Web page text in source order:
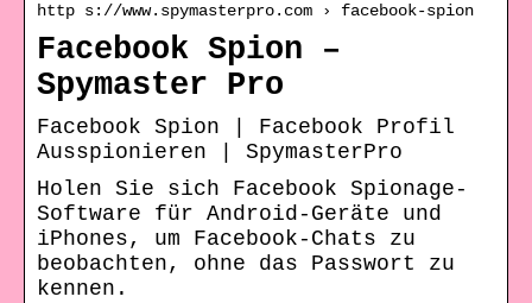
http s://www.spymasterpro.com › facebook-spion
Facebook Spion –
Spymaster Pro
Facebook Spion | Facebook Profil
Ausspionieren | SpymasterPro
Holen Sie sich Facebook Spionage-
Software für Android-Geräte und
iPhones, um Facebook-Chats zu
beobachten, ohne das Passwort zu
kennen.